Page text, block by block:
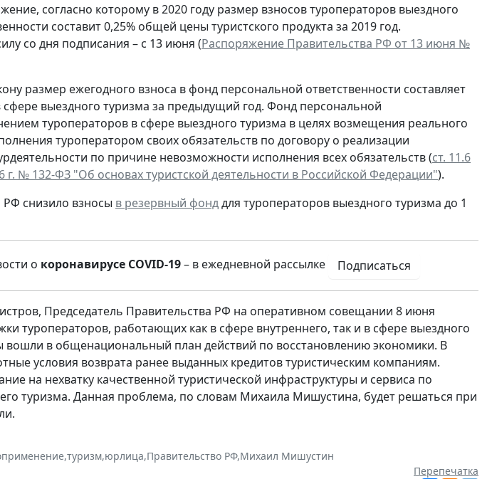
согласно которому в 2020 году размер взносов туроператоров выездного
составит 0,25% общей цены туристского продукта за 2019 год.
со дня подписания – с 13 июня (Распоряжение Правительства РФ от 13 июня №
размер ежегодного взноса в фонд персональной ответственности составляет
сфере выездного туризма за предыдущий год. Фонд персональной
туроператоров в сфере выездного туризма в целях возмещения реального
туроператором своих обязательств по договору о реализации
по причине невозможности исполнения всех обязательств (ст. 11.6
г. № 132-ФЗ "Об основах туристской деятельности в Российской Федерации").
снизило взносы в резервный фонддля туроператоров выездного туризма до 1
о коронавирусе COVID-19– в ежедневной рассылке Подписаться
Председатель Правительства РФ на оперативном совещании 8 июня
туроператоров, работающих как в сфере внутреннего, так и в сфере выездного
вошли в общенациональный план действий по восстановлению экономики. В
условия возврата ранее выданных кредитов туристическим компаниям.
на нехватку качественной туристической инфраструктуры и сервиса по
туризма. Данная проблема, по словам Михаила Мишустина, будет решаться при
,туризм,юрлица,Правительство РФ,Михаил Мишустин
Перепечатка